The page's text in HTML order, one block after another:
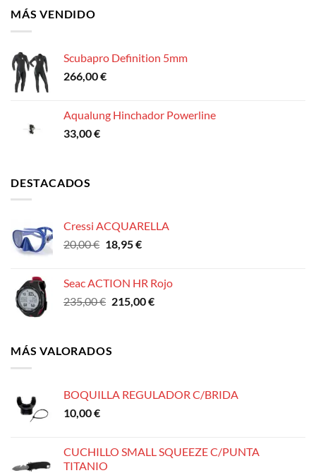
MÁS VENDIDO
Scubapro Definition 5mm
266,00€
Aqualung Hinchador Powerline
33,00€
DESTACADOS
Cressi ACQUARELLA
20,00€ El
era:
20,00 €.
18,95€El
es:
18,95 €.
Seac ACTION HR Rojo
235,00€ El
era:
215,00€El
MÁS VALORADOS
BOQUILLA REGULADOR C/BRIDA
10,00€
CUCHILLO SMALL SQUEEZE C/PUNTA
TITANIO